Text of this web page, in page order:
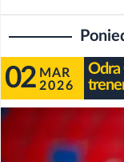
02 MAR
2026
Odra